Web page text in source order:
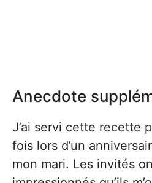
Anecdote
J’ai servi cette recette
fois lors d’un
mon mari. Les invités